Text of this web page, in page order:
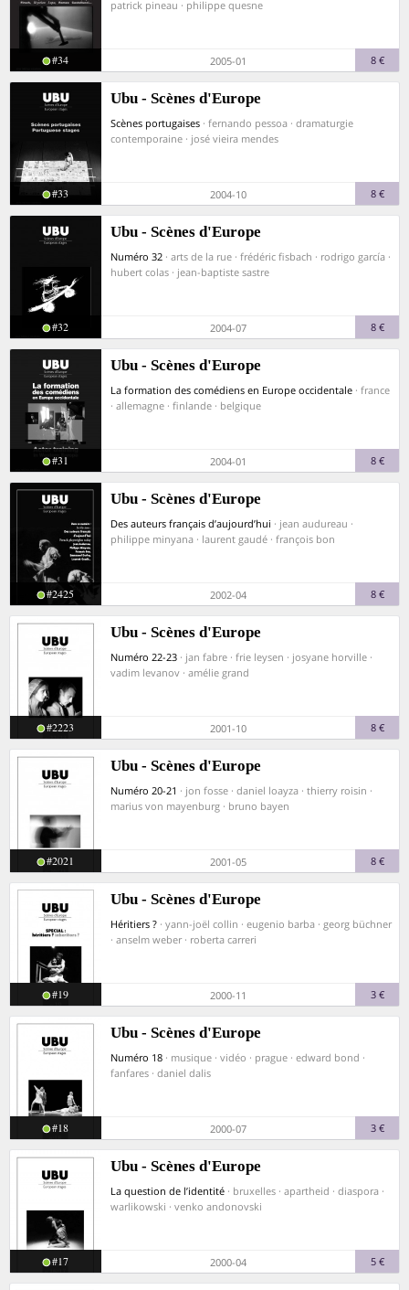
patrick pineau · philippe quesne
#34 2005-01 8 €
Ubu - Scènes d'Europe
Scènes portugaises · fernando pessoa · dramaturgie
contemporaine · josé vieira mendes
#33 2004-10 8 €
Ubu - Scènes d'Europe
Numéro 32 · arts de la rue · frédéric fisbach · rodrigo garcía ·
hubert colas · jean-baptiste sastre
#32 2004-07 8 €
Ubu - Scènes d'Europe
La formation des comédiens en Europe occidentale · france
· allemagne · finlande · belgique
#31 2004-01 8 €
Ubu - Scènes d'Europe
Des auteurs français d’aujourd’hui · jean audureau ·
philippe minyana · laurent gaudé · françois bon
#2425 2002-04 8 €
Ubu - Scènes d'Europe
Numéro 22-23 · jan fabre · frie leysen · josyane horville ·
vadim levanov · amélie grand
#2223 2001-10 8 €
Ubu - Scènes d'Europe
Numéro 20-21 · jon fosse · daniel loayza · thierry roisin ·
marius von mayenburg · bruno bayen
#2021 2001-05 8 €
Ubu - Scènes d'Europe
Héritiers ? · yann-joël collin · eugenio barba · georg büchner
· anselm weber · roberta carreri
#19 2000-11 3 €
Ubu - Scènes d'Europe
Numéro 18 · musique · vidéo · prague · edward bond ·
fanfares · daniel dalis
#18 2000-07 3 €
Ubu - Scènes d'Europe
La question de l’identité · bruxelles · apartheid · diaspora ·
warlikowski · venko andonovski
#17 2000-04 5 €